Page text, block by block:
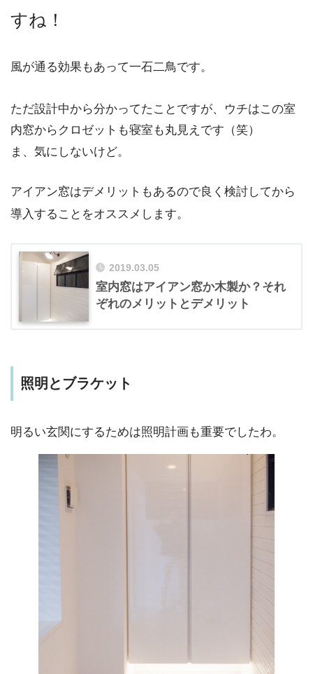
すね！
風が通る効果もあって一石二鳥です。
ただ設計中から分かってたことですが、ウチはこの室
内窓からクロゼットも寝室も丸見えです（笑）
ま、気にしないけど。
アイアン窓はデメリットもあるので良く検討してから
導入することをオススメします。
2019.03.05
室内窓はアイアン窓か木製か？それ
ぞれのメリットとデメリット
照明とブラケット
明るい玄関にするためは照明計画も重要でしたわ。